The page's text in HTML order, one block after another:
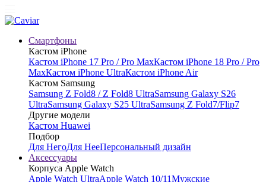
Смартфоны
Кастом iPhone
Кастом iPhone 17 Pro / Pro MaxКастом iPhone 18 Pro / Pro
MaxКастом iPhone UltraКастом iPhone Air
Кастом Samsung
Samsung Z Fold8 / Z Fold8 UltraSamsung Galaxy S26
UltraSamsung Galaxy S25 UltraSamsung Z Fold7/Flip7
Другие модели
Кастом Huawei
Подбор
Для НегоДля НееПерсональный дизайн
Аксессуары
Корпуса Apple Watch
Apple Watch UltraApple Watch 10/11Мужские